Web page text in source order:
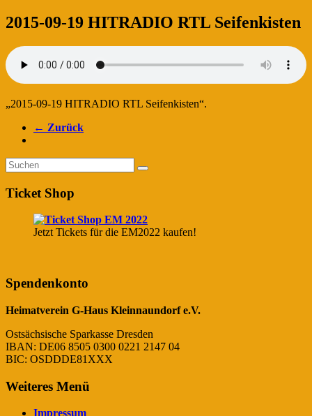
2015-09-19 HITRADIO RTL Seifenkisten
„2015-09-19 HITRADIO RTL Seifenkisten“.
← Zurück
Ticket Shop
Jetzt Tickets für die EM2022 kaufen!
Spendenkonto
Heimatverein G-Haus Kleinnaundorf e.V.
Ostsächsische Sparkasse Dresden
IBAN: DE06 8505 0300 0221 2147 04
BIC: OSDDDE81XXX
Weiteres Menü
Impressum